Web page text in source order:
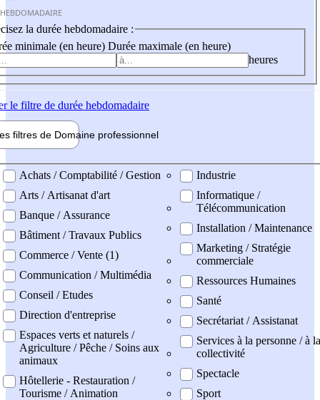
la durée hebdomadaire :
minimale (en heure) Durée maximale (en heure)
heures
le filtre de durée hebdomadaire
filtres de Domaine professionnel
professionel
Achats / Comptabilité / Gestion
Arts / Artisanat d'art
Banque / Assurance
Bâtiment / Travaux Publics
Commerce / Vente (1)
Communication / Multimédia
Conseil / Etudes
Direction d'entreprise
Espaces verts et naturels /
Agriculture / Pêche / Soins aux
animaux
Hôtellerie - Restauration /
Tourisme / Animation
Industrie
Informatique /
Télécommunication
Installation / Maintenance
Marketing / Stratégie
commerciale
Ressources Humaines
Santé
Secrétariat / Assistanat
Services à la personne / à la
collectivité
Spectacle
Sport